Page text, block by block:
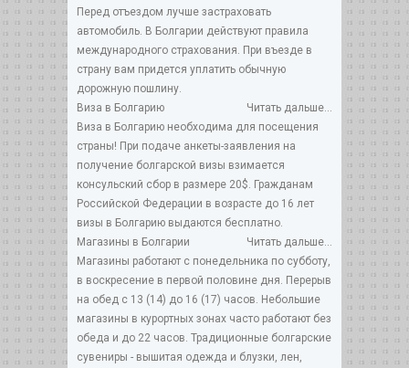
Перед отъездом лучше застраховать
автомобиль. В Болгарии действуют правила
международного страхования. При въезде в
страну вам придется уплатить обычную
дорожную пошлину.
Читать дальше...
Виза в Болгарию
Виза в Болгарию необходима для посещения
страны! При подаче анкеты-заявления на
получение болгарской визы взимается
консульский сбор в размере 20$. Гражданам
Российской Федерации в возрасте до 16 лет
визы в Болгарию выдаются бесплатно.
Читать дальше...
Магазины в Болгарии
Магазины работают с понедельника по субботу,
в воскресение в первой половине дня. Перерыв
на обед с 13 (14) до 16 (17) часов. Небольшие
магазины в курортных зонах часто работают без
обеда и до 22 часов. Традиционные болгарские
сувениры - вышитая одежда и блузки, лен,